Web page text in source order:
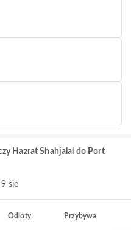
Hazrat Shahjalal do Port
sie
Odloty Przybywa